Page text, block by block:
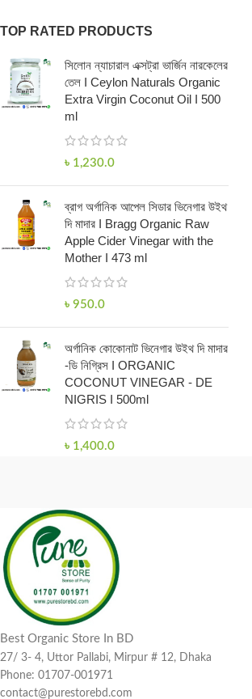
TOP RATED PRODUCTS
সিলোন ন্যাচারাল এক্সট্রা ভার্জিন নারকেলের
তেল I Ceylon Naturals Organic
Extra Virgin Coconut Oil I 500
ml
৳ 1,230.0
ব্রাগ অর্গানিক আপেল সিডার ভিনেগার উইথ
দি মাদার I Bragg Organic Raw
Apple Cider Vinegar with the
Mother I 473 ml
৳ 950.0
অর্গানিক কোকোনাট ভিনেগার উইথ দি মাদার
-ডি নিগ্রিস I ORGANIC
COCONUT VINEGAR - DE
NIGRIS I 500ml
৳ 1,400.0
Best Organic Store In BD
27/ 3- 4, Uttor Pallabi, Mirpur # 12, Dhaka
Phone: 01707-001971
contact@purestorebd.com